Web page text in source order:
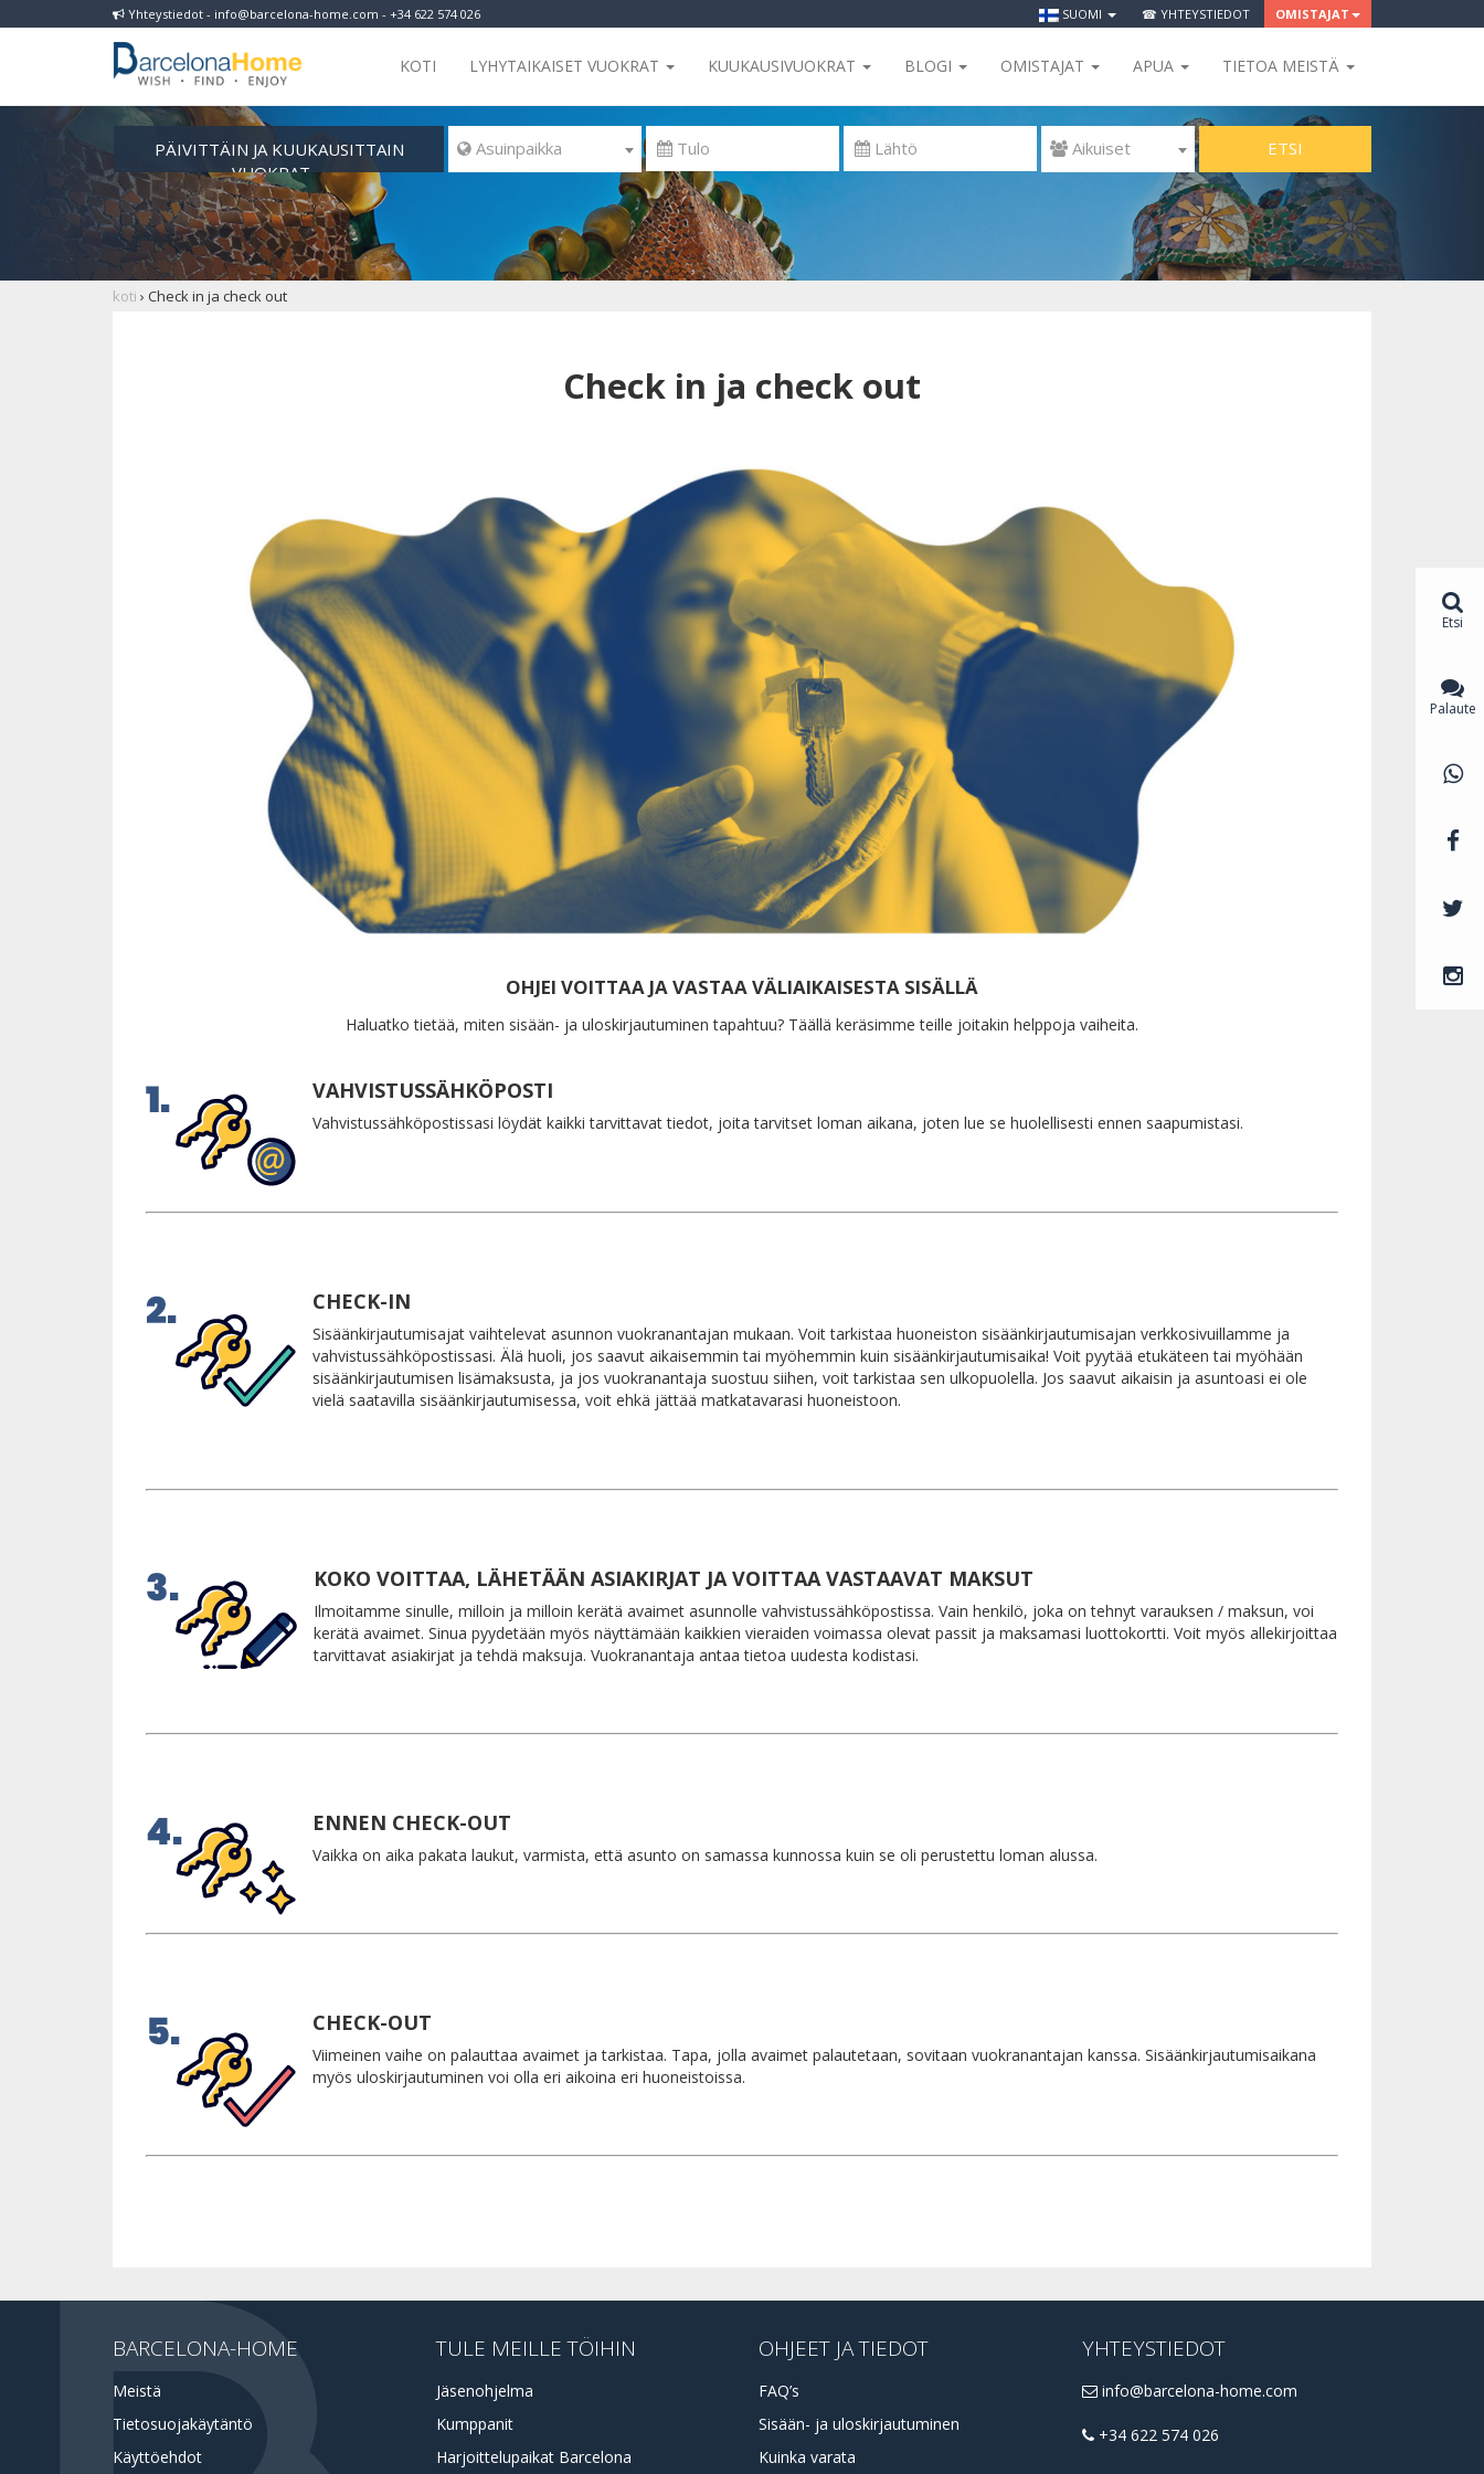
Yhteystiedot - info@barcelona-home.com - +34 622 574 026 SUOMI ☎ YHTEYSTIEDOT OMISTAJAT
KOTI LYHYTAIKAISET VUOKRAT KUUKAUSIVUOKRAT BLOGI OMISTAJAT APUA TIETOA MEISTÄ
PÄIVITTÄIN JA KUUKAUSITTAIN
VUOKRAT
 Asuinpaikka  Aikuiset ETSI
koti › Check in ja check out
Check in ja check out
OHJEI VOITTAA JA VASTAA VÄLIAIKAISESTA SISÄLLÄ
Haluatko tietää, miten sisään- ja uloskirjautuminen tapahtuu? Täällä keräsimme teille joitakin helppoja vaiheita.
VAHVISTUSSÄHKÖPOSTI
Vahvistussähköpostissasi löydät kaikki tarvittavat tiedot, joita tarvitset loman aikana, joten lue se huolellisesti ennen saapumistasi.
CHECK-IN
Sisäänkirjautumisajat vaihtelevat asunnon vuokranantajan mukaan. Voit tarkistaa huoneiston sisäänkirjautumisajan verkkosivuillamme ja
vahvistussähköpostissasi. Älä huoli, jos saavut aikaisemmin tai myöhemmin kuin sisäänkirjautumisaika! Voit pyytää etukäteen tai myöhään
sisäänkirjautumisen lisämaksusta, ja jos vuokranantaja suostuu siihen, voit tarkistaa sen ulkopuolella. Jos saavut aikaisin ja asuntoasi ei ole
vielä saatavilla sisäänkirjautumisessa, voit ehkä jättää matkatavarasi huoneistoon.
KOKO VOITTAA, LÄHETÄÄN ASIAKIRJAT JA VOITTAA VASTAAVAT MAKSUT
Ilmoitamme sinulle, milloin ja milloin kerätä avaimet asunnolle vahvistussähköpostissa. Vain henkilö, joka on tehnyt varauksen / maksun, voi
kerätä avaimet. Sinua pyydetään myös näyttämään kaikkien vieraiden voimassa olevat passit ja maksamasi luottokortti. Voit myös allekirjoittaa
tarvittavat asiakirjat ja tehdä maksuja. Vuokranantaja antaa tietoa uudesta kodistasi.
ENNEN CHECK-OUT
Vaikka on aika pakata laukut, varmista, että asunto on samassa kunnossa kuin se oli perustettu loman alussa.
CHECK-OUT
Viimeinen vaihe on palauttaa avaimet ja tarkistaa. Tapa, jolla avaimet palautetaan, sovitaan vuokranantajan kanssa. Sisäänkirjautumisaikana
myös uloskirjautuminen voi olla eri aikoina eri huoneistoissa.
BARCELONA-HOME
Meistä
Tietosuojakäytäntö
Käyttöehdot
TULE MEILLE TÖIHIN
Jäsenohjelma
Kumppanit
Harjoittelupaikat Barcelona
OHJEET JA TIEDOT
FAQ’s
Sisään- ja uloskirjautuminen
Kuinka varata
YHTEYSTIEDOT
info@barcelona-home.com
+34 622 574 026
Etsi
Palaute